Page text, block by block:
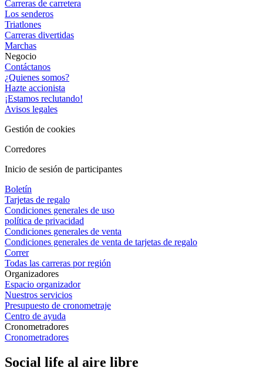
Carreras de carretera
Los senderos
Triatlones
Carreras divertidas
Marchas
Negocio
Contáctanos
¿Quienes somos?
Hazte accionista
¡Estamos reclutando!
Avisos legales
Gestión de cookies
Corredores
Inicio de sesión de participantes
Boletín
Tarjetas de regalo
Condiciones generales de uso
política de privacidad
Condiciones generales de venta
Condiciones generales de venta de tarjetas de regalo
Correr
Todas las carreras por región
Organizadores
Espacio organizador
Nuestros servicios
Presupuesto de cronometraje
Centro de ayuda
Cronometradores
Cronometradores
Social life al aire libre